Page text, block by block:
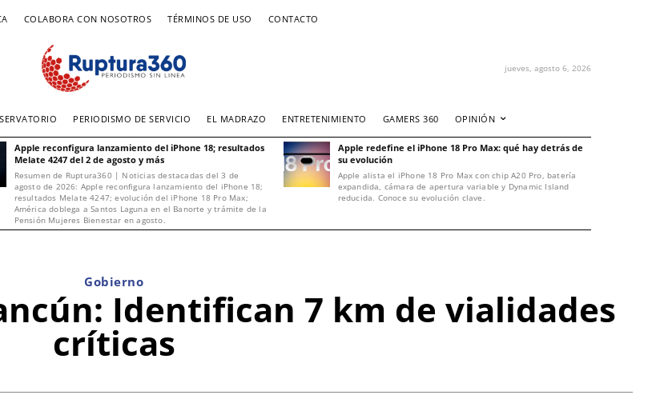
COLABORA CON NOSOTROS TÉRMINOS DE USO CONTACTO
jueves, agosto 6, 2026
PERIODISMO DE SERVICIO EL MADRAZO ENTRETENIMIENTO GAMERS 360 OPINIÓN
Apple reconfigura lanzamiento del iPhone 18; resultados
Melate 4247 del 2 de agosto y más
Resumen de Ruptura360 | Noticias destacadas del 3 de
agosto de 2026: Apple reconfigura lanzamiento del iPhone 18;
resultados Melate 4247; evolución del iPhone 18 Pro Max;
América doblega a Santos Laguna en el Banorte y trámite de la
Pensión Mujeres Bienestar en agosto.
Apple redefine el iPhone 18 Pro Max: qué hay detrás de
su evolución
Apple alista el iPhone 18 Pro Max con chip A20 Pro, batería
expandida, cámara de apertura variable y Dynamic Island
reducida. Conoce su evolución clave.
Gobierno
Identifican 7 km de vialidades
críticas